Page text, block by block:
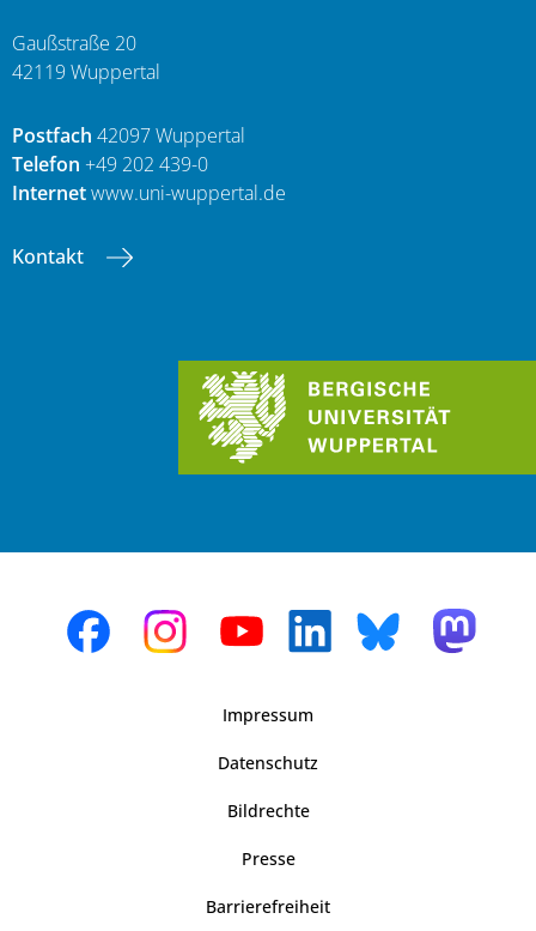
Gaußstraße 20
42119 Wuppertal
Postfach 42097 Wuppertal
Telefon +49 202 439-0
Internetwww.uni-wuppertal.de
Kontakt
Impressum
Datenschutz
Bildrechte
Presse
Barrierefreiheit